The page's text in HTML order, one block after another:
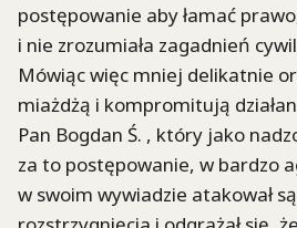
postępowanie aby łamać
i nie zrozumiała zagadnień
Mówiąc więc mniej delikatnie
miażdżą i kompromitują
Pan Bogdan Ś. , który jako
za to postępowanie, w bardzo
w swoim wywiadzie atakował